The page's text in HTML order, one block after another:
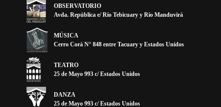
OBSERVATORIO
Avda. República e/ Río Tebicuary y Río Manduvirá
MÚSICA
Cerro Corá N° 848 entre Tacuary y Estados Unidos
TEATRO
25 de Mayo 993 c/ Estados Unidos
DANZA
25 de Mayo 993 c/ Estados Unidos